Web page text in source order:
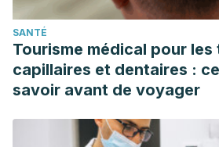
SANTÉ
Tourisme médical pour
capillaires et dentaires :
savoir avant de voyager